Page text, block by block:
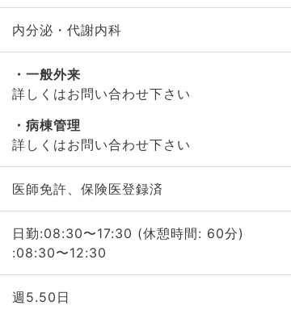
内分泌・代謝内科
一般外来
詳しくはお問い合わせ下さい
病棟管理
詳しくはお問い合わせ下さい
医師免許、保険医登録済
日勤:08:30〜17:30 (休憩時間: 60分)
:08:30〜12:30
週5.50日